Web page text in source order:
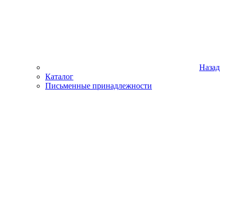
Назад
Каталог
Письменные принадлежности